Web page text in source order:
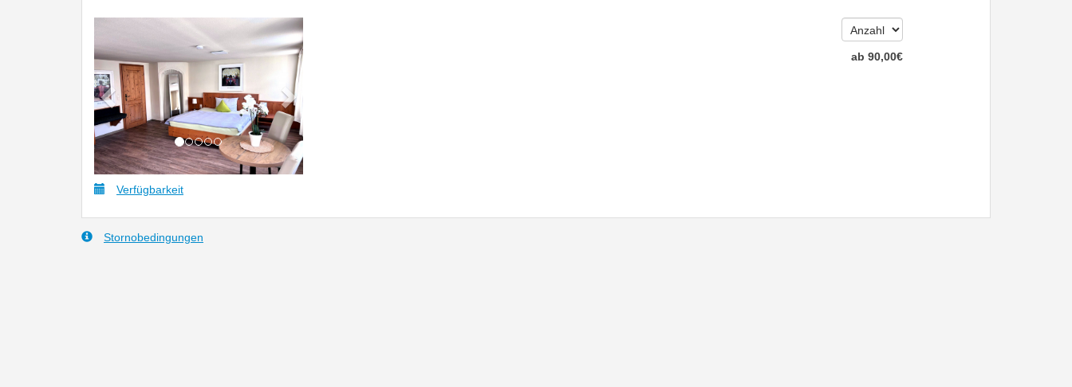
Next
ab 90,00€
Verfügbarkeit
Stornobedingungen